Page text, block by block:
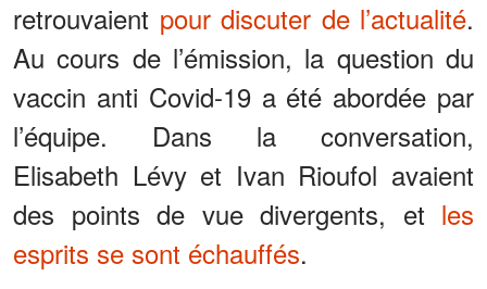
retrouvaient pour discuter de l’actualité.
Au cours de l’émission, la question du
vaccin anti Covid-19 a été abordée par
l’équipe. Dans la conversation,
Elisabeth Lévy et Ivan Rioufol avaient
des points de vue divergents, et les
esprits se sont échauffés.